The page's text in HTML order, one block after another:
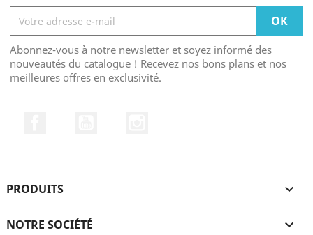
Abonnez-vous à notre newsletter et soyez informé des
nouveautés du catalogue ! Recevez nos bons plans et nos
meilleures offres en exclusivité.
PRODUITS 
NOTRE SOCIÉTÉ 